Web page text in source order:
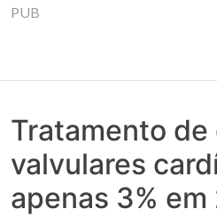
to
realmente contam! Tudo o que se
PUB
Tratamento de
valvulares
apenas 3%